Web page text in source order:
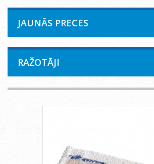
JAUNĀS PRECES
RAŽOTĀJI